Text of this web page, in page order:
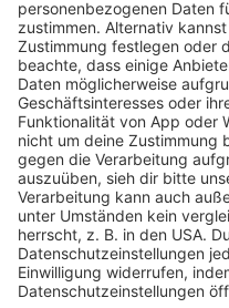
Reicht einmal
mitmachen?
Kann ich nur
Hauptjob klingt oder
oder Aushilfsjobs?
Ich habe mich
weiter?
Woher weiß ich, ob ich